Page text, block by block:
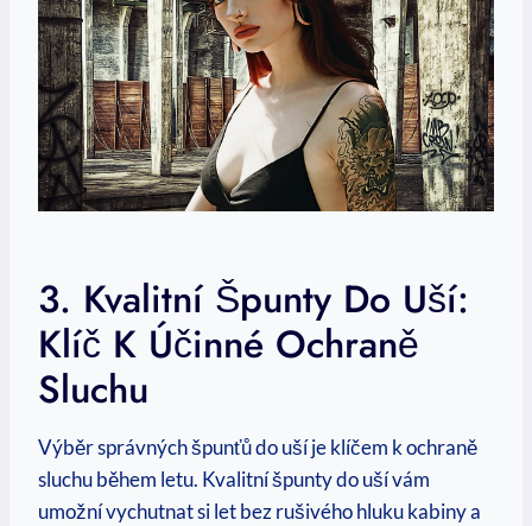
3. Kvalitní Špunty Do Uší:
Klíč K Účinné Ochraně
Sluchu
Výběr správných špunťů do uší je klíčem k ochraně
sluchu během letu. Kvalitní špunty do uší vám
umožní vychutnat si let bez rušivého hluku kabiny a